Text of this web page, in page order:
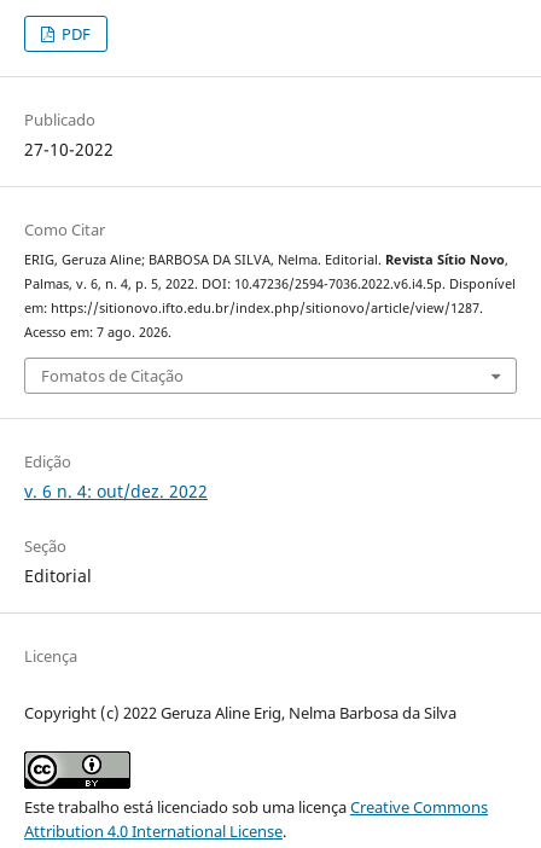
PDF
Publicado
27-10-2022
Como Citar
ERIG, Geruza Aline; BARBOSA DA SILVA, Nelma. Editorial. Revista Sítio Novo,
Palmas, v. 6, n. 4, p. 5, 2022. DOI: 10.47236/2594-7036.2022.v6.i4.5p. Disponível
em: https://sitionovo.ifto.edu.br/index.php/sitionovo/article/view/1287.
Acesso em: 7 ago. 2026.
Fomatos de Citação
Edição
v. 6 n. 4: out/dez. 2022
Seção
Editorial
Licença
Copyright (c) 2022 Geruza Aline Erig, Nelma Barbosa da Silva
Este trabalho está licenciado sob uma licençaCreative Commons
Attribution 4.0 International License.